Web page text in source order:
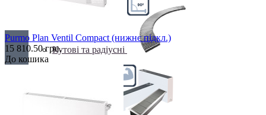
Кутові та радіусні
Purmo Plan Ventil Compact (нижнє підкл.)
15 810.50 грн.
До кошика